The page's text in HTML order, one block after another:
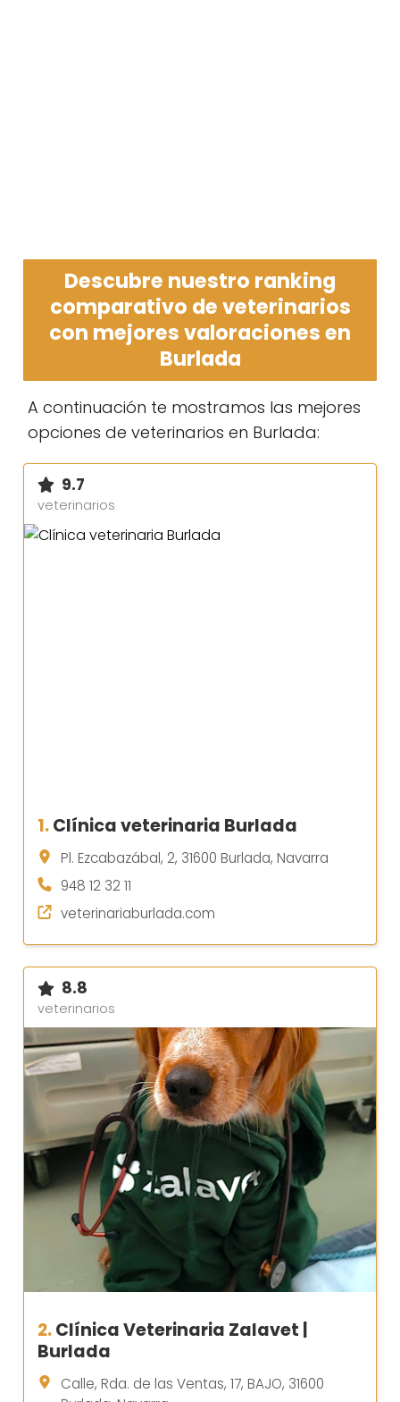
Descubre nuestro ranking
comparativo de veterinarios
con mejores valoraciones en
Burlada
A continuación te mostramos las mejores
opciones de veterinarios en Burlada:
9.7
veterinarios
1.Clínica veterinaria Burlada
Pl. Ezcabazábal, 2, 31600 Burlada, Navarra
948 12 32 11
veterinariaburlada.com
8.8
veterinarios
2.Clínica Veterinaria Zalavet |
Burlada
Calle, Rda. de las Ventas, 17, BAJO, 31600